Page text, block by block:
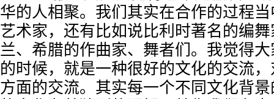
华的人相聚。我们其实在合作的过程
艺术家，还有比如说比利时著名的编
兰、希腊的作曲家、舞者们。我觉得
的时候，就是一种很好的文化的交流
方面的交流。其实每一个不同文化背